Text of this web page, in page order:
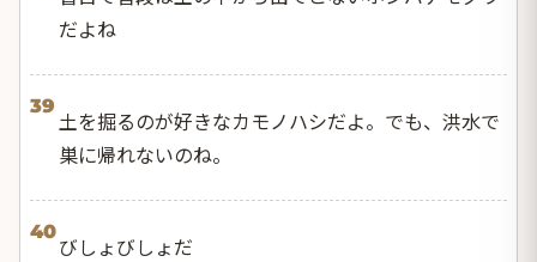
だよね
39
土を掘るのが好きなカモノハシだよ。でも、洪水で
巣に帰れないのね。
40
びしょびしょだ